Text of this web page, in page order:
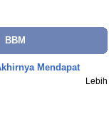
BBM
Mendapat
Lebih